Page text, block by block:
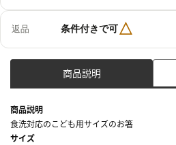
返品 条件付きで可△
商品説明
商品説明
食洗対応のこども用サイズのお箸
サイズ